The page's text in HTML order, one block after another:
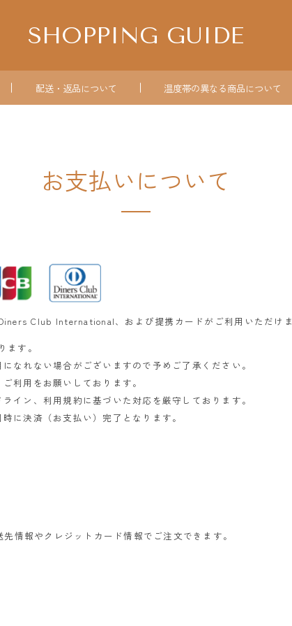
SHOPPING GUIDE
配送・返品について 温度帯の異なる商品について
お支払いについて
Club International、および提携カードがご利用いただけ
ます。
なれない場合がございますので予めご了承ください。
利用をお願いしております。
イン、利用規約に基づいた対応を厳守しております。
に決済（お支払い）完了となります。
情報やクレジットカード情報でご注文できます。